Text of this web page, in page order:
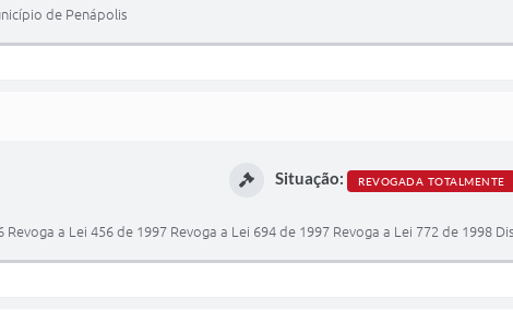
de Penápolis
Situação: REVOGADA TOTALMENTE
Revoga a Lei 456 de 1997 Revoga a Lei 694 de 1997 Revoga a Lei 772 de